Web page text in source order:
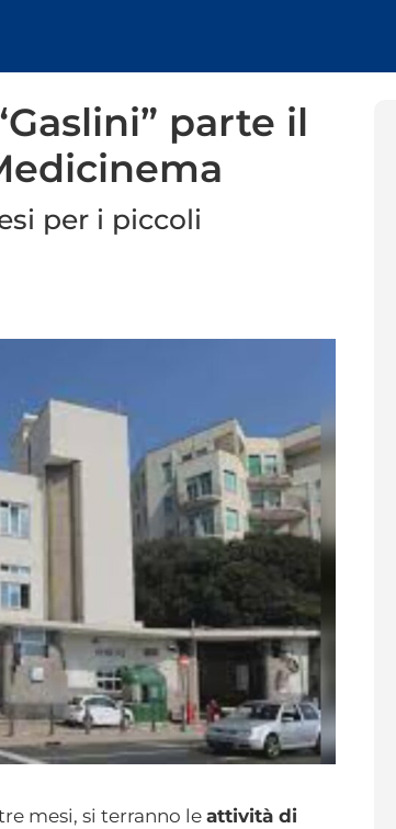
parte il
per i piccoli
mesi, si terranno le attività di